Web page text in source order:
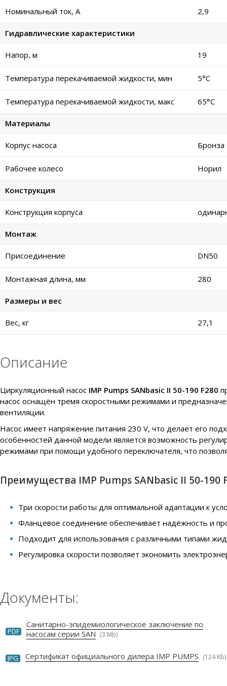
Номинальный ток, А 2,9
Гидравлические характеристики
Напор, м 19
Температура перекачиваемой жидкости, мин 5°C
Температура перекачиваемой жидкости, макс 65°C
Материалы
Корпус насоса Бронза
Рабочее колесо Норил
Конструкция
Конструкция корпуса
Монтаж
Присоединение DN50
Монтажная длина, мм 280
Размеры и вес
Вес, кг 27,1
Описание
Циркуляционный насос IMP Pumps SANbasic II 50-190 F280
насос оснащён тремя скоростными режимами и
вентиляции.
Насос имеет напряжение питания 230 V, что делает его
особенностей данной модели является возможность
режимами при помощи удобного переключателя, что
Преимущества IMP Pumps SANbasic II 50-190
Три скорости работы для оптимальной адаптации к
Фланцевое соединение обеспечивает надёжность и
Подходит для использования с различными типами
Регулировка скорости позволяет экономить
Документы:
PDF
Санитарно-эпидемиологическое заключение по
насосам серии SAN (3 Mb)
JPG Сертификат официального дилера IMP PUMPS (124 Kb)